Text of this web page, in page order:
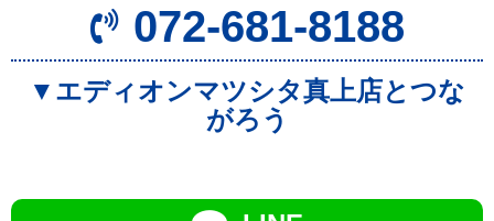
072-681-8188
▼エディオンマツシタ真上店とつな
がろう